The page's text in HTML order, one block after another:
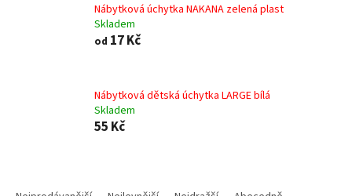
Nábytková úchytka NAKANA zelená plast
Skladem
od 17 Kč
Nábytková dětská úchytka LARGE bílá
Skladem
55 Kč